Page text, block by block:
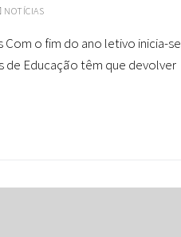
NOTÍCIAS
o fim do ano letivo inicia-se
de Educação têm que devolver